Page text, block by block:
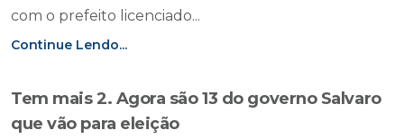
com o prefeito licenciado...
Continue Lendo...
Tem mais 2. Agora são 13 do governo Salvaro
que vão para eleição